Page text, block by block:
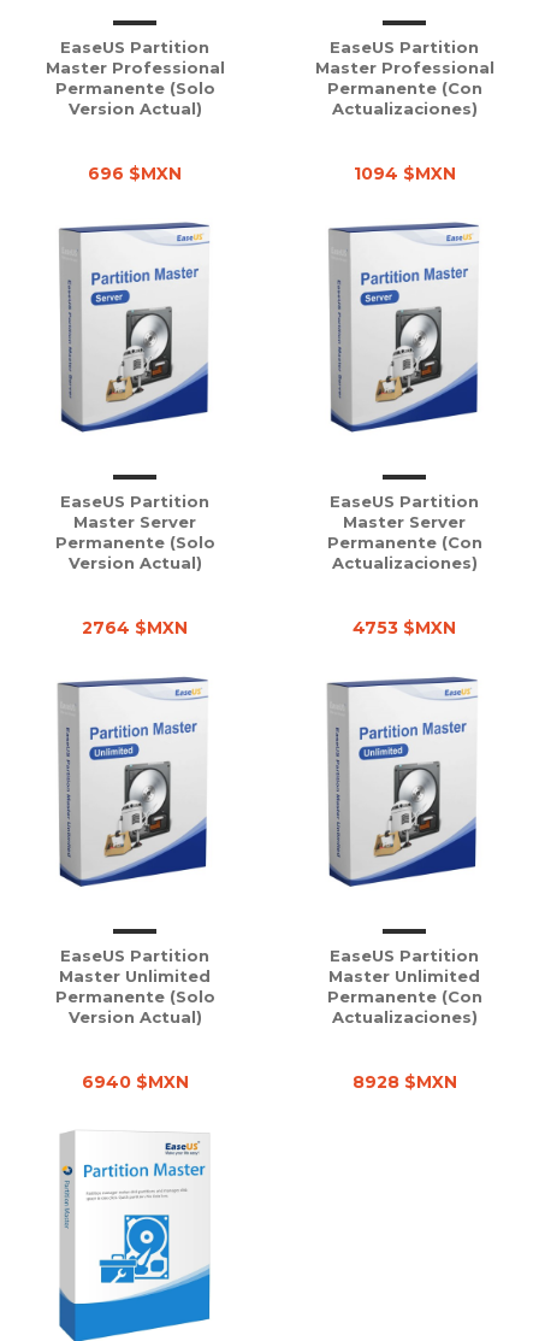
EaseUS Partition
Master Professional
Permanente (solo
Version Actual)
696 $MXN
EaseUS Partition
Master Professional
Permanente (con
Actualizaciones)
1094 $MXN
EaseUS Partition
Master Server
Permanente (solo
Version Actual)
2764 $MXN
EaseUS Partition
Master Server
Permanente (con
Actualizaciones)
4753 $MXN
EaseUS Partition
Master Unlimited
Permanente (solo
Version Actual)
6940 $MXN
EaseUS Partition
Master Unlimited
Permanente (con
Actualizaciones)
8928 $MXN